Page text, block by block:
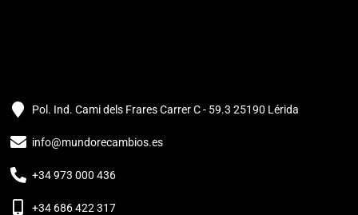
Pol. Ind. Cami dels Frares Carrer C - 59.3 25190 Lérida
info@mundorecambios.es
+34 973 000 436
+34 686 422 317